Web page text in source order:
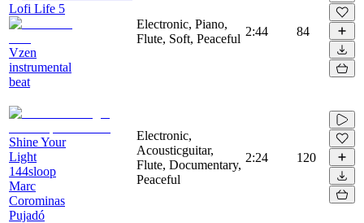
Lofi Life 5
Vzen
instrumental
beat
Electronic, Piano,
Flute, Soft, Peaceful
2:44 84
Shine Your
Light
144sloop
Marc
Corominas
Pujadó
Electronic,
Acousticguitar,
Flute, Documentary,
Peaceful
2:24 120